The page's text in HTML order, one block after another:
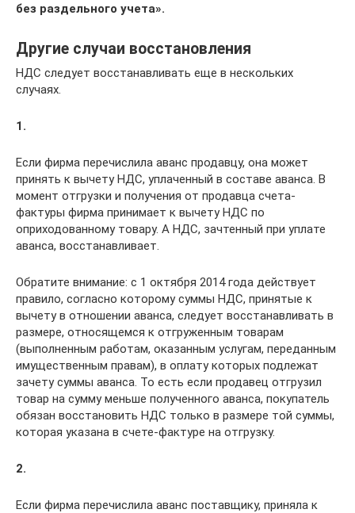
без раздельного учета».
Другие случаи восстановления
НДС следует восстанавливать еще в нескольких
случаях.
1.
Если фирма перечислила аванс продавцу, она может
принять к вычету НДС, уплаченный в составе аванса. В
момент отгрузки и получения от продавца счета-
фактуры фирма принимает к вычету НДС по
оприходованному товару. А НДС, зачтенный при уплате
аванса, восстанавливает.
Обратите внимание: с 1 октября 2014 года действует
правило, согласно которому суммы НДС, принятые к
вычету в отношении аванса, следует восстанавливать в
размере, относящемся к отгруженным товарам
(выполненным работам, оказанным услугам, переданным
имущественным правам), в оплату которых подлежат
зачету суммы аванса. То есть если продавец отгрузил
товар на сумму меньше полученного аванса, покупатель
обязан восстановить НДС только в размере той суммы,
которая указана в счете-фактуре на отгрузку.
2.
Если фирма перечислила аванс поставщику, приняла к